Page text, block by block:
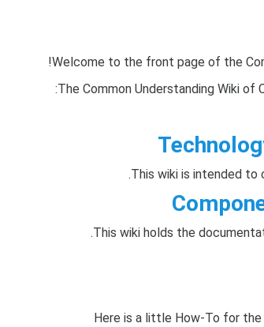
Welcome to the front page of the
The Common Understanding Wiki of
This wiki is intended to
This wiki holds the
Here is a little How-To for the